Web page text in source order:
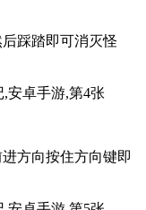
踩踏即可消灭怪
方向按住方向键即